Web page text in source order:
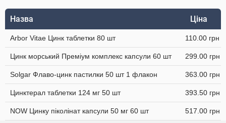
Назва Ціна
Arbor Vitae Цинк таблетки 80 шт 110.00 грн
Цинк морський Преміум комплекс капсули 60 шт 299.00 грн
Solgar Флаво-цинк пастилки 50 шт 1 флакон 363.00 грн
Цинктерал таблетки 124 мг 50 шт 393.50 грн
NOW Цинку піколінат капсули 50 мг 60 шт 517.00 грн